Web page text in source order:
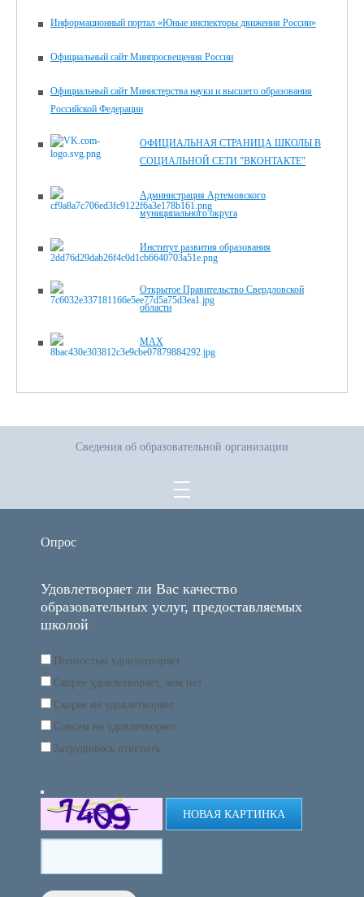
Информационный портал «Юные инспекторы движения России»
Официальный сайт Минпросвещения России
Официальный сайт Министерства науки и высшего образования
Российской Федерации
ОФИЦИАЛЬНАЯ СТРАНИЦА ШКОЛЫ В
СОЦИАЛЬНОЙ СЕТИ "ВКОНТАКТЕ"
Администрация Артемовского
муниципального округа
Институт развития образования
Открытое Правительство Свердловской
области
MAX
Сведения об образовательной организации
Опрос
Удовлетворяет ли Вас качество
образовательных услуг, предоставляемых
школой
Полностью удовлетворяет
Скорее удовлетворяет, чем нет
Скорее не удовлетворяет
Совсем не удовлетворяет
Затрудняюсь ответить
НОВАЯ КАРТИНКА